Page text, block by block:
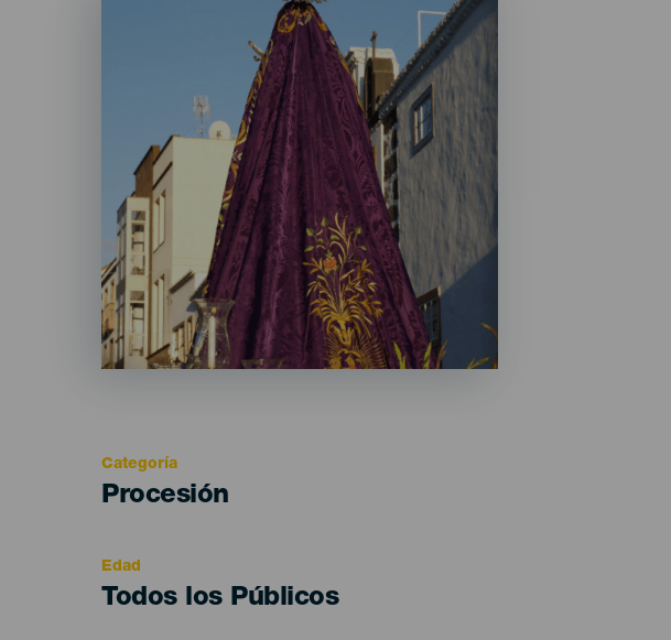
Categoría
Categoría
Procesión
Edad
Edad
Todos los Públicos